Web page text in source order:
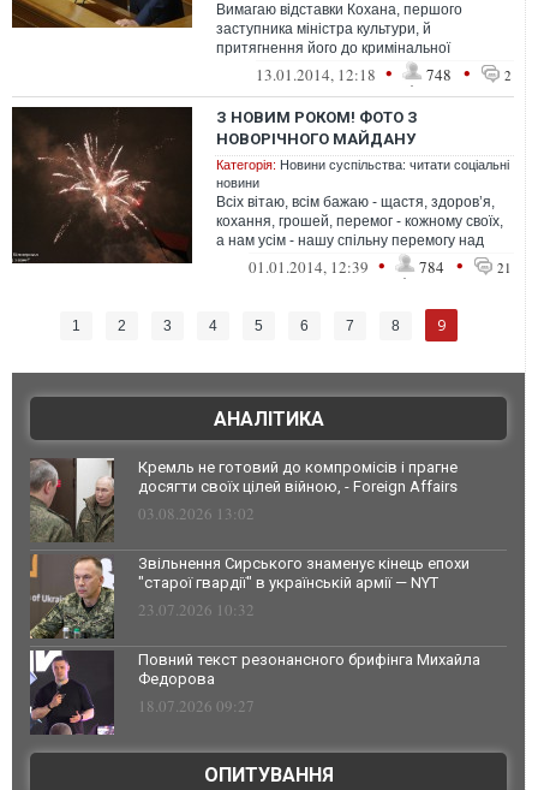
Вимагаю відставки Кохана, першого
заступника міністра культури, й
притягнення його до кримінальної
відповідальності
13.01.2014, 12:18 • 748 • 2
З НОВИМ РОКОМ! ФОТО З
НОВОРІЧНОГО МАЙДАНУ
Категорія: Новини суспільства: читати соціальні
новини
Всіх вітаю, всім бажаю - щастя, здоров’я,
кохання, грошей, перемог - кожному своїх,
а нам усім - нашу спільну перемогу над
хамовладою! Щоб її пр...
01.01.2014, 12:39 • 784 • 21
1 2 3 4 5 6 7 8 9
АНАЛІТИКА
Кремль не готовий до компромісів і прагне
досягти своїх цілей війною, - Foreign Affairs
03.08.2026 13:02
Звільнення Сирського знаменує кінець епохи
"старої гвардії" в українській армії — NYT
23.07.2026 10:32
Повний текст резонансного брифінга Михайла
Федорова
18.07.2026 09:27
ОПИТУВАННЯ